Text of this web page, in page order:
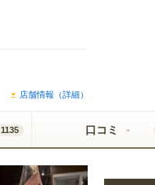
店舗情報（詳細）
1135 口コミ